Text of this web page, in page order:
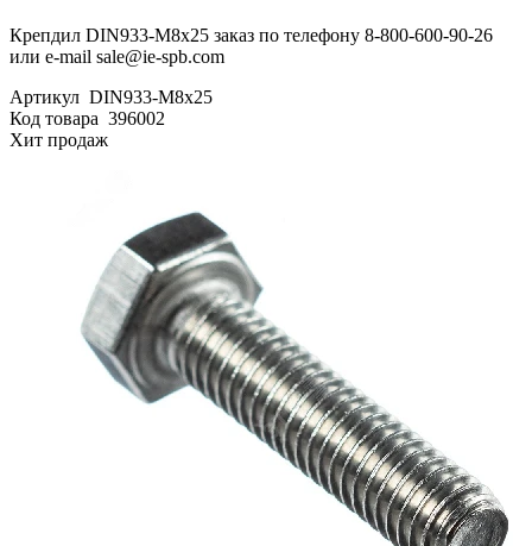
Крепдил DIN933-М8x25 заказ по телефону 8-800-600-90-26
или e-mail sale@ie-spb.com
Артикул DIN933-М8x25
Код товара 396002
Хит продаж